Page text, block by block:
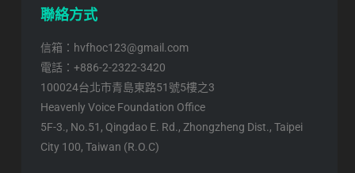
聯絡方式
信箱：hvfhoc123@gmail.com
電話：+886-2-2322-3420
100024台北市青島東路51號5樓之3
Heavenly Voice Foundation Office
5F-3., No.51, Qingdao E. Rd., Zhongzheng Dist., Taipei
City 100, Taiwan (R.O.C)